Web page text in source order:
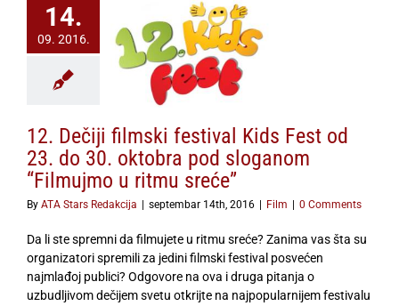
14.
09. 2016.
filmski
Fest od 23.
“Filmujmo u
12. Dečiji filmski festival Kids Fest od
23. do 30. oktobra pod sloganom
“Filmujmo u ritmu sreće”
By ATA Stars Redakcija septembar 14th, 2016 Film 0 Comments
Da li ste spremni da filmujete u ritmu sreće? Zanima vas šta su
organizatori spremili za jedini filmski festival posvećen
najmlađoj publici? Odgovore na ova i druga pitanja o
uzbudljivom dečijem svetu otkrijte na najpopularnijem festivalu